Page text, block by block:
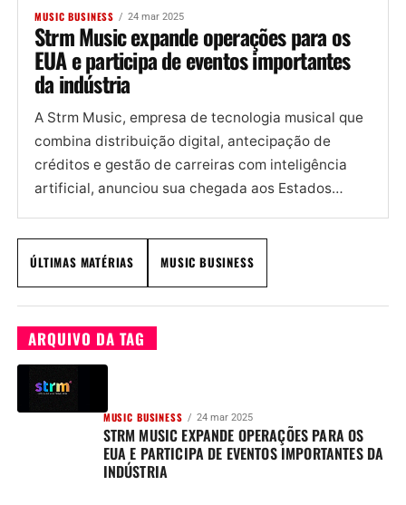
MUSIC BUSINESS 24 mar 2025
Strm Music expande operações para os
EUA e participa de eventos importantes
da indústria
A Strm Music, empresa de tecnologia musical que
combina distribuição digital, antecipação de
créditos e gestão de carreiras com inteligência
artificial, anunciou sua chegada aos Estados
ÚLTIMAS MATÉRIAS MUSIC BUSINESS
ARQUIVO DA TAG
MUSIC BUSINESS 24 mar 2025
STRM MUSIC EXPANDE OPERAÇÕES PARA OS
EUA E PARTICIPA DE EVENTOS IMPORTANTES DA
INDÚSTRIA